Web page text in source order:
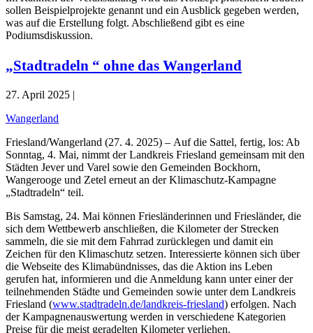
sollen Beispielprojekte genannt und ein Ausblick gegeben werden,
was auf die Erstellung folgt. Abschließend gibt es eine
Podiumsdiskussion.
„Stadtradeln “ ohne das Wangerland
27. April 2025 |
Wangerland
Friesland/Wangerland (27. 4. 2025) – Auf die Sattel, fertig, los: Ab
Sonntag, 4. Mai, nimmt der Landkreis Friesland gemeinsam mit den
Städten Jever und Varel sowie den Gemeinden Bockhorn,
Wangerooge und Zetel erneut an der Klimaschutz-Kampagne
„Stadtradeln“ teil.
Bis Samstag, 24. Mai können Friesländerinnen und Friesländer, die
sich dem Wettbewerb anschließen, die Kilometer der Strecken
sammeln, die sie mit dem Fahrrad zurücklegen und damit ein
Zeichen für den Klimaschutz setzen. Interessierte können sich über
die Webseite des Klimabündnisses, das die Aktion ins Leben
gerufen hat, informieren und die Anmeldung kann unter einer der
teilnehmenden Städte und Gemeinden sowie unter dem Landkreis
Friesland (www.stadtradeln.de/landkreis-friesland) erfolgen. Nach
der Kampagnenauswertung werden in verschiedene Kategorien
Preise für die meist geradelten Kilometer verliehen.